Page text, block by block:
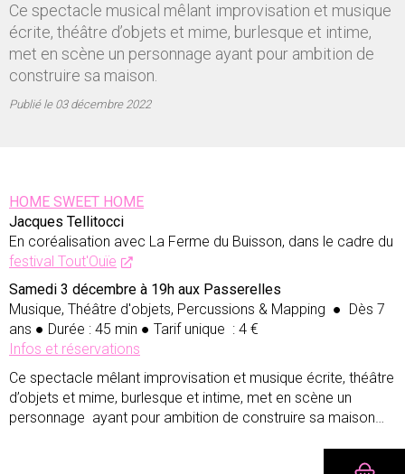
Ce spectacle musical mêlant improvisation et musique
écrite, théâtre d’objets et mime, burlesque et intime,
met en scène un personnage ayant pour ambition de
construire sa maison.
Publié le03 décembre 2022
HOME SWEET HOME
Jacques Tellitocci
En coréalisation avec La Ferme du Buisson, dans le cadre du
festival Tout'Ouïe
Samedi 3 décembre à 19h aux Passerelles
Musique, Théâtre d'objets, Percussions & Mapping ● Dès 7
ans ● Durée : 45 min ● Tarif unique : 4 €
Infos et réservations
Ce spectacle mêlant improvisation et musique écrite, théâtre
d’objets et mime, burlesque et intime, met en scène un
personnage ayant pour ambition de construire sa maison…